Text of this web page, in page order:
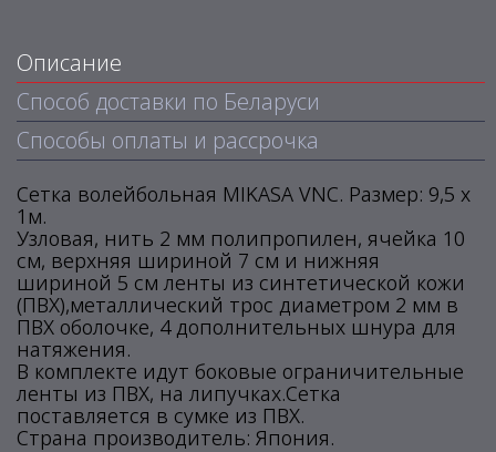
Описание
Способ доставки по Беларуси
Способы оплаты и рассрочка
Сетка волейбольная MIKASA VNС. Размер: 9,5 х
1м.
Узловая, нить 2 мм полипропилен, ячейка 10
см, верхняя шириной 7 см и нижняя
шириной 5 см ленты из синтетической кожи
(ПВХ),металлический трос диаметром 2 мм в
ПВХ оболочке, 4 дополнительных шнура для
натяжения.
В комплекте идут боковые ограничительные
ленты из ПВХ, на липучках.Сетка
поставляется в сумке из ПВХ.
Страна производитель: Япония.